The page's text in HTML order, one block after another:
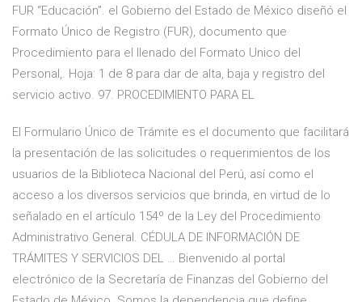
FUR “Educación”. el Gobierno del Estado de México diseñó el
Formato Único de Registro (FUR), documento que
Procedimiento para el llenado del Formato Unico del
Personal,. Hoja: 1 de 8 para dar de alta, baja y registro del
servicio activo. 97. PROCEDIMIENTO PARA EL
El Formulario Único de Trámite es el documento que facilitará
la presentación de las solicitudes o requerimientos de los
usuarios de la Biblioteca Nacional del Perú, así como el
acceso a los diversos servicios que brinda, en virtud de lo
señalado en el artículo 154º de la Ley del Procedimiento
Administrativo General. CÉDULA DE INFORMACIÓN DE
TRÁMITES Y SERVICIOS DEL … Bienvenido al portal
electrónico de la Secretaría de Finanzas del Gobierno del